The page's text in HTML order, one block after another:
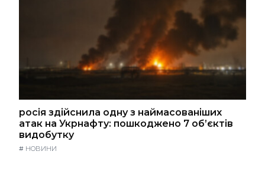
росія здійснила одну з наймасованіших
атак на Укрнафту: пошкоджено 7 об’єктів
видобутку
# НОВИНИ